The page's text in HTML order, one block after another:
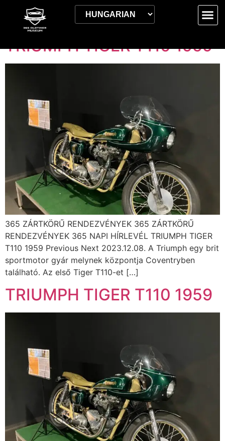
Címke: 2023.12.08.
TRIUMPH TIGER T110 1959
365 ZÁRTKÖRŰ RENDEZVÉNYEK 365 ZÁRTKÖRŰ
RENDEZVÉNYEK 365 NAPI HÍRLEVÉL TRIUMPH TIGER
T110 1959 Previous Next 2023.12.08. A Triumph egy brit
sportmotor gyár melynek központja Coventryben
található. Az első Tiger T110-et […]
TRIUMPH TIGER T110 1959